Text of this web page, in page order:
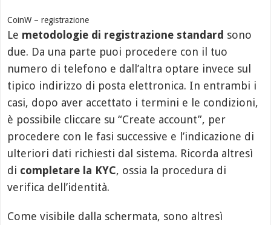
CoinW – registrazione
Le metodologie di registrazione standard sono
due. Da una parte puoi procedere con il tuo
numero di telefono e dall’altra optare invece sul
tipico indirizzo di posta elettronica. In entrambi i
casi, dopo aver accettato i termini e le condizioni,
è possibile cliccare su “Create account”, per
procedere con le fasi successive e l’indicazione di
ulteriori dati richiesti dal sistema. Ricorda altresì
di completare la KYC, ossia la procedura di
verifica dell’identità.
Come visibile dalla schermata, sono altresì